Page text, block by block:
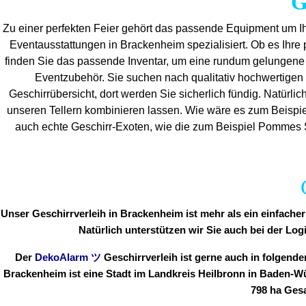
Zu einer perfekten Feier gehört das passende Equipment um
Eventausstattungen in Brackenheim spezialisiert. Ob es
finden Sie das passende Inventar, um eine rundum
Eventzubehör. Sie suchen nach qualitativ
Geschirrübersicht, dort werden Sie sicherlich fündig.
unseren Tellern kombinieren lassen. Wie wäre es zum
auch echte Geschirr-Exoten, wie die zum Beispiel
Unser Geschirrverleih in Brackenheim ist mehr als ein
Natürlich unterstützen wir Sie auch bei der
Der DekoAlarm ツ Geschirrverleih ist gerne auch in
Brackenheim ist eine Stadt im Landkreis Heilbronn in Baden-
798 ha